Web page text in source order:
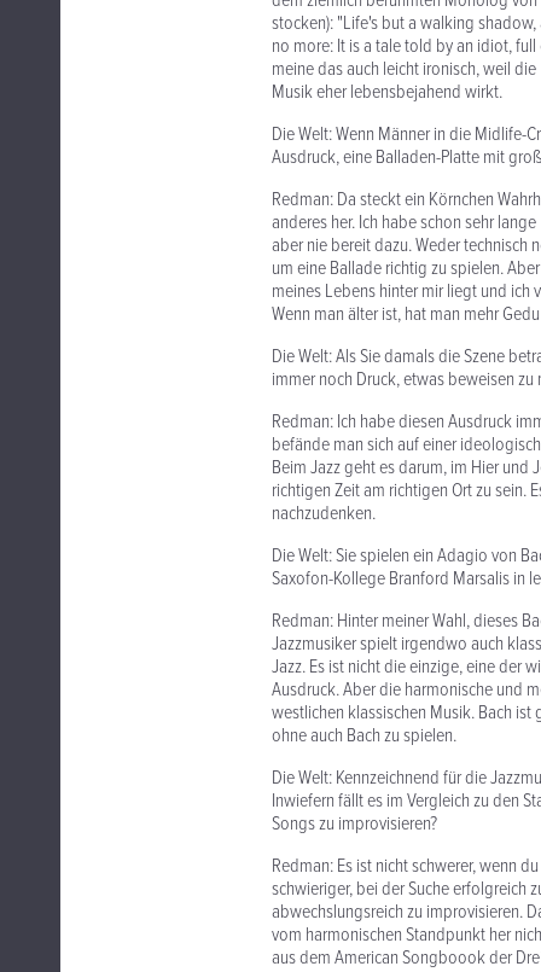
stocken): "Life's but a walking
no more: It is a tale told by an idiot,
meine das auch leicht ironisch, weil
Musik eher lebensbejahend wirkt.
Die Welt: Wenn Männer in die Midlife-
Ausdruck, eine Balladen-Platte mit
Redman: Da steckt ein Körnchen
anderes her. Ich habe schon sehr
aber nie bereit dazu. Weder technisch
um eine Ballade richtig zu spielen.
meines Lebens hinter mir liegt und ich
Wenn man älter ist, hat man mehr
Die Welt: Als Sie damals die Szene
immer noch Druck, etwas beweisen zu
Redman: Ich habe diesen Ausdruck
befände man sich auf einer
Beim Jazz geht es darum, im Hier und
richtigen Zeit am richtigen Ort zu sein.
nachzudenken.
Die Welt: Sie spielen ein Adagio von
Saxofon-Kollege Branford Marsalis in
Redman: Hinter meiner Wahl, dieses
Jazzmusiker spielt irgendwo auch
Jazz. Es ist nicht die einzige, eine der
Ausdruck. Aber die harmonische und
westlichen klassischen Musik. Bach
ohne auch Bach zu spielen.
Die Welt: Kennzeichnend für die
Inwiefern fällt es im Vergleich zu den
Songs zu improvisieren?
Redman: Es ist nicht schwerer, wenn
schwieriger, bei der Suche erfolgreich
abwechslungsreich zu improvisieren.
vom harmonischen Standpunkt her
aus dem American Songboook der